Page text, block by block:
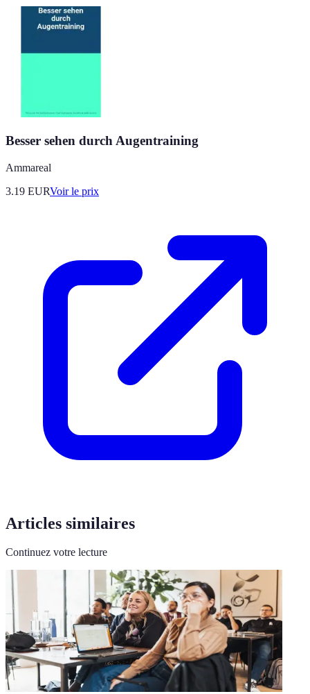
Besser sehen durch Augentraining
Ammareal
3.19 EURVoir le prix
Articles similaires
Continuez votre lecture